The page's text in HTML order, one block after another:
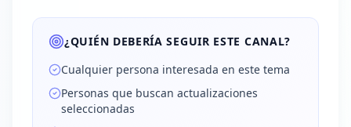
¿QUIÉN DEBERÍA SEGUIR ESTE CANAL?
Cualquier persona interesada en este tema
Personas que buscan actualizaciones
seleccionadas